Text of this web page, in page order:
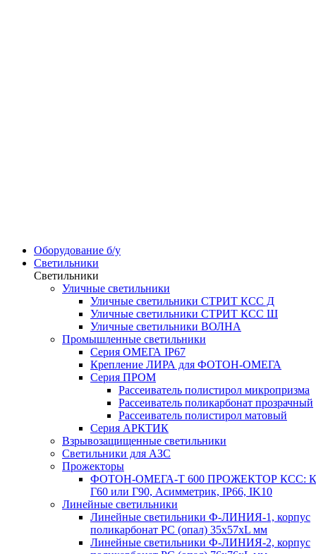
Оборудование б/у
Светильники
Светильники
Уличные светильники
Уличные светильники СТРИТ КСС Д
Уличные светильники СТРИТ КСС Ш
Уличные светильники ВОЛНА
Промышленные светильники
Серия ОМЕГА IP67
Крепление ЛИРА для ФОТОН-ОМЕГА
Серия ПРОМ
Рассеиватель полистирол микропризма
Рассеиватель поликарбонат прозрачный
Рассеиватель полистирол матовый
Серия АРКТИК
Взрывозащищенные светильники
Светильники для АЗС
Прожекторы
ФОТОН-ОМЕГА-Т 600 ПРОЖЕКТОР КСС:
Г60 или Г90, Асимметрик, IP66, IK10
Линейные светильники
Линейные светильники Ф-ЛИНИЯ-1, корпус
поликарбонат РС (опал) 35х57хL мм
Линейные светильники Ф-ЛИНИЯ-2, корпус